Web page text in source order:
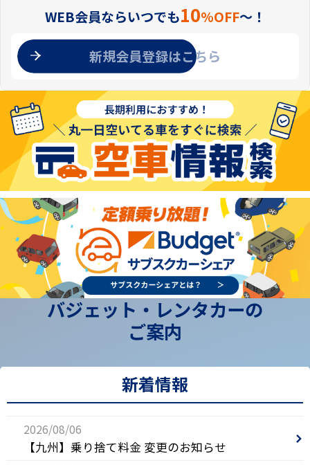
WEB会員ならいつでも10%OFF〜！
新規会員登録はこちら
バジェット・レンタカーの
ご案内
新着情報
2026/08/06
【九州】乗り捨て料金 変更のお知らせ